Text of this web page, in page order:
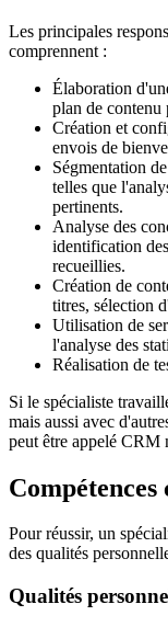
Les principales
comprennent :
Élaboration
plan de contenu
Création et
envois de
Ségmentation
telles que
pertinents.
Analyse des
identification
recueillies.
Création de
titres, sélection
Utilisation de
l'analyse des
Réalisation de
Si le spécialiste
mais aussi avec
peut être appelé CRM
Compétences
Pour réussir, un
des qualités
Qualités